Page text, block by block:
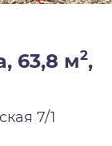
63,8 м2,
7/1